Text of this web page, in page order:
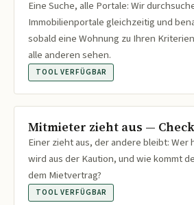
Eine Suche, alle Portale: Wir
Immobilienportale gleichzeitig und
sobald eine Wohnung zu Ihren
alle anderen sehen.
TOOL VERFÜGBAR
Mitmieter zieht aus —
Einer zieht aus, der andere bleibt: Wer
wird aus der Kaution, und wie kommt
dem Mietvertrag?
TOOL VERFÜGBAR